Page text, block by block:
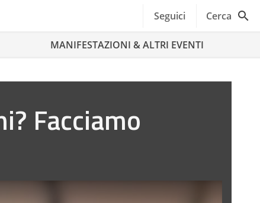
Seguici Cerca
MANIFESTAZIONI & ALTRI EVENTI
Facciamo